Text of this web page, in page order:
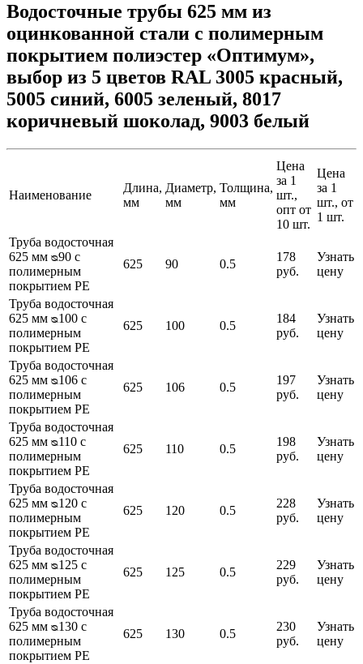
Водосточные трубы 625 мм из
оцинкованной стали с полимерным
покрытием полиэстер «Оптимум»,
выбор из 5 цветов RAL 3005 красный,
5005 синий, 6005 зеленый, 8017
коричневый шоколад, 9003 белый
Наименование
Длина,
мм
Диаметр,
мм
Толщина,
мм
Цена
за 1
шт.,
опт от
10 шт.
Цена
за 1
шт., от
1 шт.
Труба водосточная
625 мм ᴓ90 с
полимерным
покрытием PE
625 90 0.5
178
руб.
Узнать
цену
Труба водосточная
625 мм ᴓ100 с
полимерным
покрытием PE
625 100 0.5
184
руб.
Узнать
цену
Труба водосточная
625 мм ᴓ106 с
полимерным
покрытием PE
625 106 0.5
197
руб.
Узнать
цену
Труба водосточная
625 мм ᴓ110 с
полимерным
покрытием PE
625 110 0.5
198
руб.
Узнать
цену
Труба водосточная
625 мм ᴓ120 с
полимерным
покрытием PE
625 120 0.5
228
руб.
Узнать
цену
Труба водосточная
625 мм ᴓ125 с
полимерным
покрытием PE
625 125 0.5
229
руб.
Узнать
цену
Труба водосточная
625 мм ᴓ130 с
полимерным
покрытием PE
625 130 0.5
230
руб.
Узнать
цену